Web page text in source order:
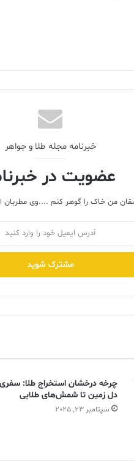
خبرنامه مجله طلا و جواهر
عضویت در
من خاک را گوهر کنم ....وی مطربان
چرخه درخشان استخراج طلا: سفری
دل زمین تا شمش‌های طلایی
سپتامبر 23, 2025